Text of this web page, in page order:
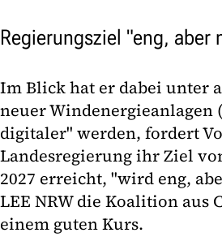
Regierungsziel "eng, aber
Im Blick hat er dabei unter
neuer Windenergieanlagen
digitaler" werden, fordert
Landesregierung ihr Ziel
2027 erreicht, "wird eng,
LEE NRW die Koalition aus
einem guten Kurs.